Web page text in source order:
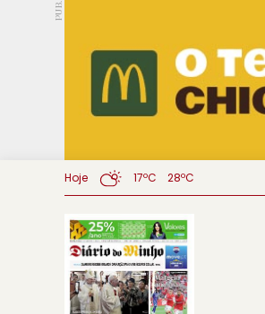
PUB.
Hoje 17ºC 28ºC